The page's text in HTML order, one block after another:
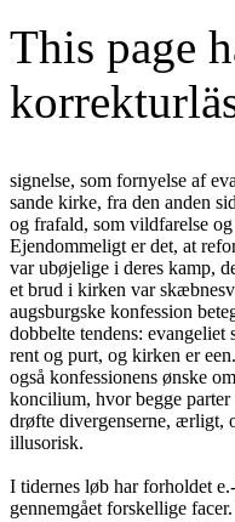
This page
signelse, som fornyelse af
sande kirke, fra den anden
og frafald, som vildfarelse
Ejendommeligt er det, at
var ubøjelige i deres kamp,
et brud i kirken var
augsburgske konfession
dobbelte tendens: evangeliet
rent og purt, og kirken er
også konfessionens ønske
koncilium, hvor begge
drøfte divergenserne, ærligt,
illusorisk.
I tidernes løb har forholdet
gennemgået forskellige